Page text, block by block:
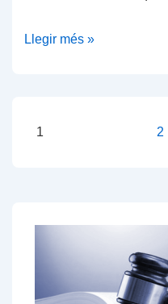
Obligació
corredor
Llegir més »
Paginació
1 2